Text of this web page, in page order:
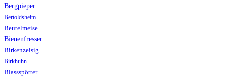
Bergpieper
Bertoldsheim
Beutelmeise
Bienenfresser
Birkenzeisig
Birkhuhn
Blassspötter